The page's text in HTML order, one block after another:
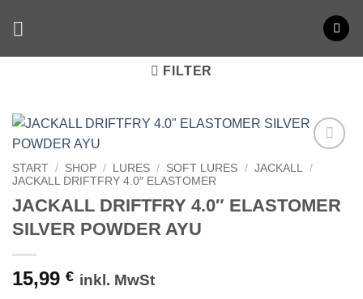
FILTER
START / SHOP / LURES / SOFT LURES / JACKALL /
JACKALL DRIFTFRY 4.0″ ELASTOMER
JACKALL DRIFTFRY 4.0″ ELASTOMER
SILVER POWDER AYU
15,99 € inkl. MwSt